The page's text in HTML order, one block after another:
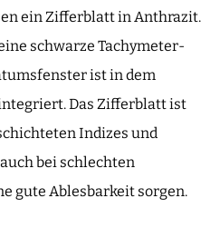
ein Zifferblatt in Anthrazit.
schwarze Tachymeter-
ist in dem
Das Zifferblatt ist
Indizes und
bei schlechten
gute Ablesbarkeit sorgen.